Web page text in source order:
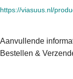
https://viasuus.nl/
Aanvullende
Bestellen &